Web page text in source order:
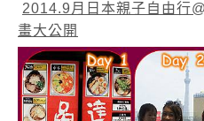
2014.9月日本親子自由行
畫大公開